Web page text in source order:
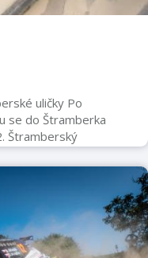
uličky Po
se do Štramberka
Štramberský
víkendu 31.
hudbou mnoha
akrobaty,
Proč hrají na ulici a
Inu: pouliční umění je
považováno za